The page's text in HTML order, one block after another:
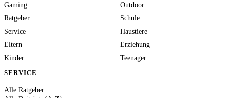
Gaming
Outdoor
Ratgeber
Schule
Service
Haustiere
Eltern
Erziehung
Kinder
Teenager
SERVICE
Alle Ratgeber